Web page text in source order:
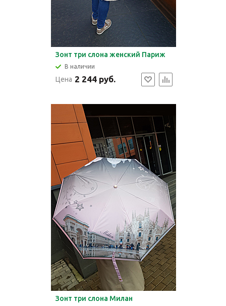
Зонт три слона женский Париж
В наличии
Цена 2 244 руб.
Зонт три слона Милан